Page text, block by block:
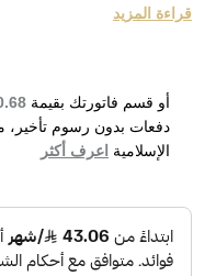
fragrance.
عطر مثير مع باقة حسية
التكوين برفقة الحمضيات
ويتبعها قلب العطر مع
أما قاعدة التكوين
والباتشولي .
Parfum Floral Eau de
قراءة المزيد
أو قسم فاتورتك بقيمة
دفعات بدون رسوم تأخير،
الإسلامية اعرف أكثر